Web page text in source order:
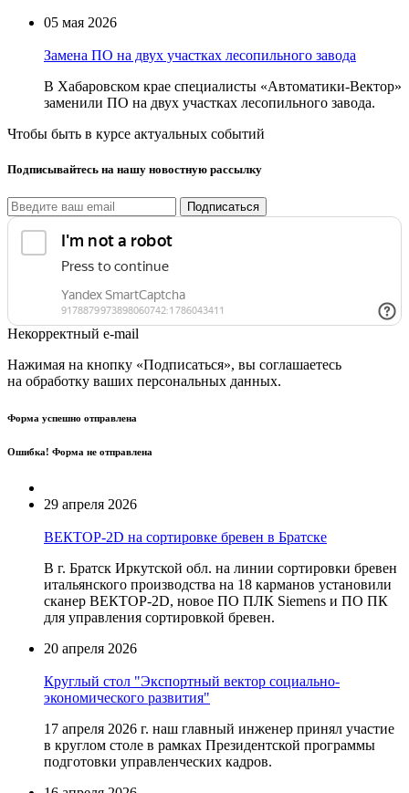
05 мая 2026
Замена ПО на двух участках лесопильного завода
В Хабаровском крае специалисты «Автоматики-Вектор»
заменили ПО на двух участках лесопильного завода.
Чтобы быть в курсе актуальных событий
Подписывайтесь на нашу новостную рассылку
Подписаться
Некорректный e-mail
Нажимая на кнопку «Подписаться», вы соглашаетесь
на обработку ваших персональных данных.
Форма успешно отправлена
Ошибка! Форма не отправлена
29 апреля 2026
ВЕКТОР-2D на сортировке бревен в Братске
В г. Братск Иркутской обл. на линии сортировки бревен
итальянского производства на 18 карманов установили
сканер ВЕКТОР-2D, новое ПО ПЛК Siemens и ПО ПК
для управления сортировкой бревен.
20 апреля 2026
Круглый стол "Экспортный вектор социально-
экономического развития"
17 апреля 2026 г. наш главный инженер принял участие
в круглом столе в рамках Президентской программы
подготовки управленческих кадров.